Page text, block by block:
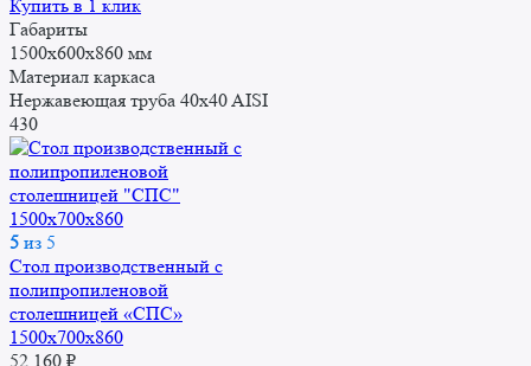
Купить в 1 клик
Габариты
1500x600x860 мм
Материал каркаса
Нержавеющая труба 40x40 AISI
430
5 из 5
Стол производственный с
полипропиленовой
столешницей «СПС»
1500x700x860
52 160 ₽